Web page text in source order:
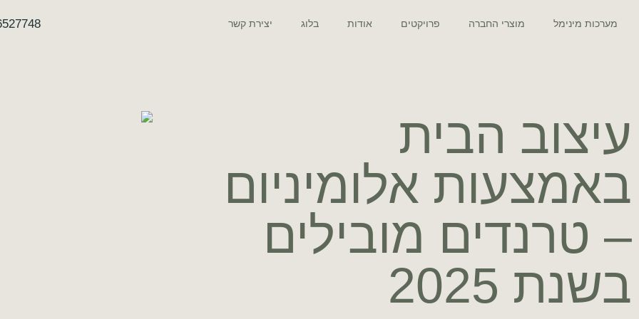
מערכות מינימל מוצרי החברה פרויקטים אודות בלוג יצירת קשר
עיצוב הבית
באמצעות אלומיניום
– טרנדים מובילים
בשנת 2025